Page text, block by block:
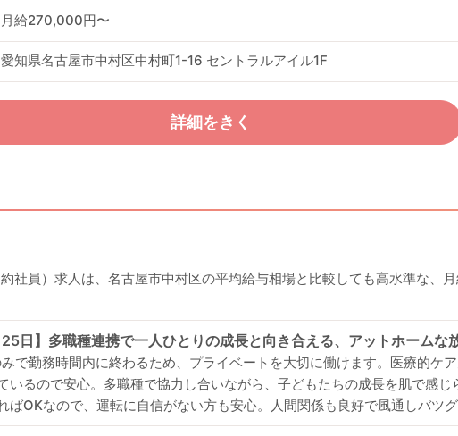
月給270,000円〜
愛知県名古屋市中村区中村町1-16 セントラルアイル1F
詳細をきく
社員）求人は、名古屋市中村区の平均給与相場と比較しても高水準な、
日】多職種連携で一人ひとりの成長と向き合える、アットホームな
で勤務時間内に終わるため、プライベートを大切に働けます。医療的ケ
いるので安心。多職種で協力し合いながら、子どもたちの成長を肌で感
ばOKなので、運転に自信がない方も安心。人間関係も良好で風通しバツグ